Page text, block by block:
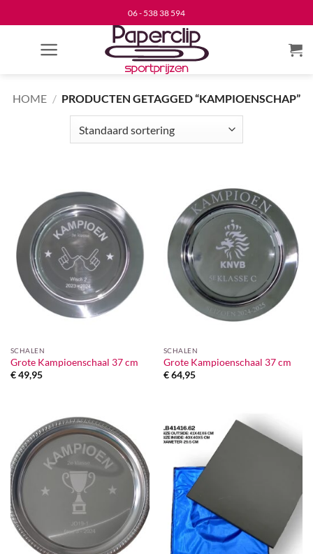
naar
06 - 538 38 594
HOME / PRODUCTEN GETAGGED “KAMPIOENSCHAP”
SCHALEN
Grote Kampioenschaal 37 cm
€49,95
SCHALEN
Grote Kampioenschaal 37 cm
€64,95